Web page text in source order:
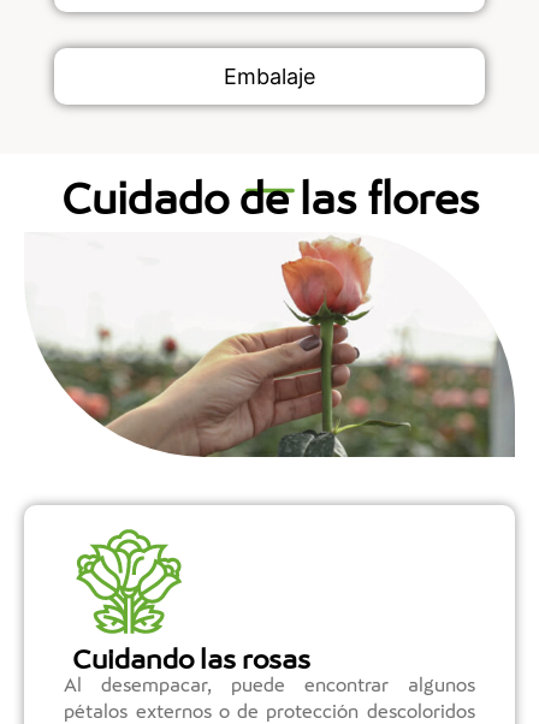
Embalaje
Cuidado de las flores
Cuidando las rosas
Al desempacar, puede encontrar algunos
pétalos externos o de protección descoloridos